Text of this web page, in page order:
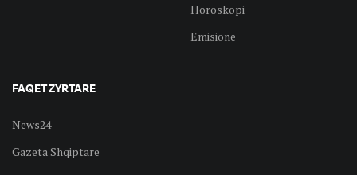
Horoskopi
Emisione
FAQET ZYRTARE
News24
Gazeta Shqiptare